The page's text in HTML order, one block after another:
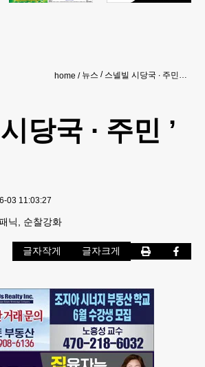
home 뉴스 스넬빌 시당국 ∙ 주민 ’ 패닉’
당국 ∙ 주민 ’
03 11:03:27
닉, 순찰강화
글자작게 글자크게